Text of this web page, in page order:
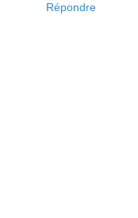
Répondre